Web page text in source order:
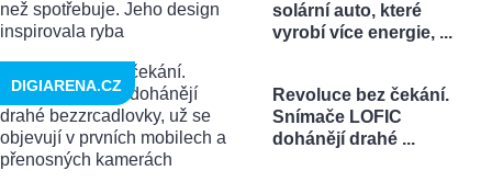
solární auto, které
vyrobí více energie, ...
Revoluce bez čekání.
Snímače LOFIC
dohánějí drahé ...
DIGIARENA.CZ